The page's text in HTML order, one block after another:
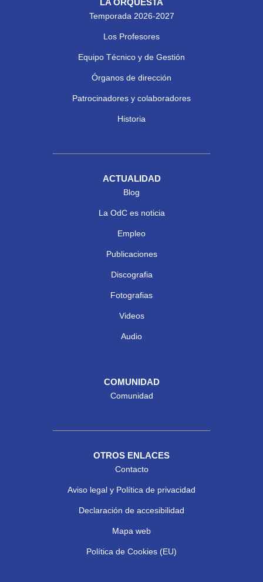
LA ORQUESTA
Temporada 2026-2027
Los Profesores
Equipo Técnico y de Gestión
Órganos de dirección
Patrocinadores y colaboradores
Historia
ACTUALIDAD
Blog
La OdC es noticia
Empleo
Publicaciones
Discografia
Fotografias
Videos
Audio
COMUNIDAD
Comunidad
OTROS ENLACES
Contacto
Aviso legal y Política de privacidad
Declaración de accesibilidad
Mapa web
Política de Cookies (EU)